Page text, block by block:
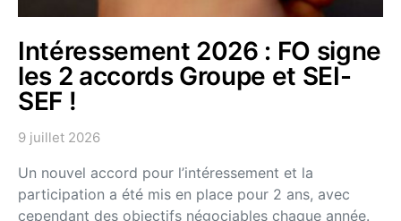
Intéressement 2026 : FO signe
les 2 accords Groupe et SEI-
SEF !
9 juillet 2026
Un nouvel accord pour l’intéressement et la
participation a été mis en place pour 2 ans, avec
cependant des objectifs négociables chaque année.